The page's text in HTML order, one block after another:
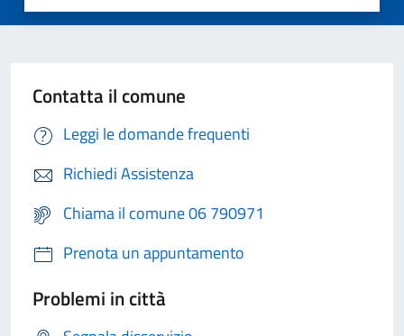
Contatta il comune
Leggi le domande frequenti
Richiedi Assistenza
Chiama il comune 06 790971
Prenota un appuntamento
Problemi in città